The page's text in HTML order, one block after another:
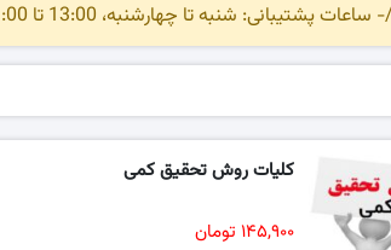
پشتیبانی: شنبه تا چهارشنبه، 13:00 تا 01:00 -/-
کلیات روش تحقیق کمی
۱۴۵,۹۰۰ تومان